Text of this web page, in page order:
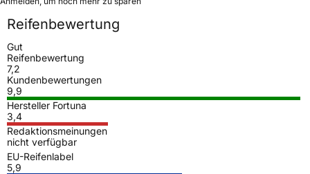
Reifenbewertung
Gut
Reifenbewertung
7,2
Kundenbewertungen
9,9
Hersteller Fortuna
3,4
Redaktionsmeinungen
nicht verfügbar
EU-Reifenlabel
5,9